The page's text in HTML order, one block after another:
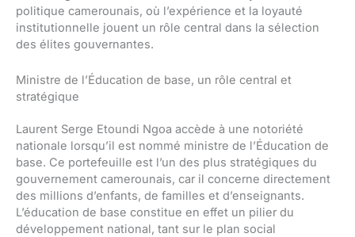
politique camerounais, où l’expérience et la loyauté
institutionnelle jouent un rôle central dans la sélection
des élites gouvernantes.
Ministre de l’Éducation de base, un rôle central et
stratégique
Laurent Serge Etoundi Ngoa accède à une notoriété
nationale lorsqu’il est nommé ministre de l’Éducation de
base. Ce portefeuille est l’un des plus stratégiques du
gouvernement camerounais, car il concerne directement
des millions d’enfants, de familles et d’enseignants.
L’éducation de base constitue en effet un pilier du
développement national, tant sur le plan social